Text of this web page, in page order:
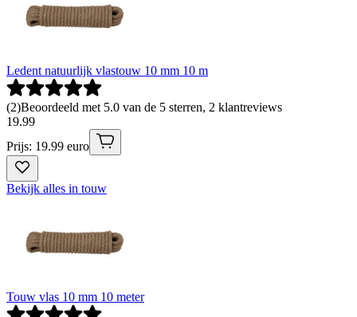
Ledent natuurlijk vlastouw 10 mm 10 m
(2)Beoordeeld met 5.0 van de 5 sterren, 2 klantreviews
19.99
Prijs: 19.99 euro
Bekijk alles in touw
Touw vlas 10 mm 10 meter